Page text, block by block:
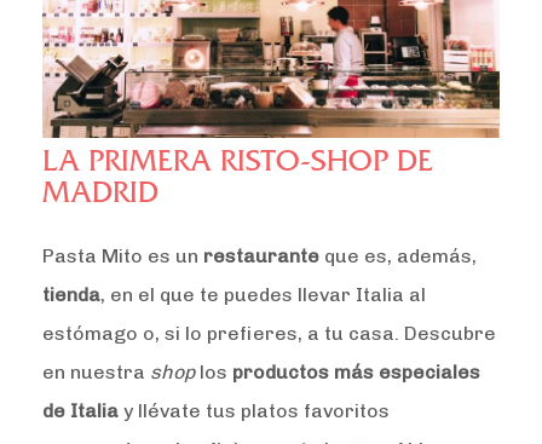
LA PRIMERA RISTO-SHOP DE
MADRID
Pasta Mito es un restaurante que es, además,
tienda, en el que te puedes llevar Italia al
estómago o, si lo prefieres, a tu casa. Descubre
en nuestra shoplos productos más especiales
de Italia y llévate tus platos favoritos